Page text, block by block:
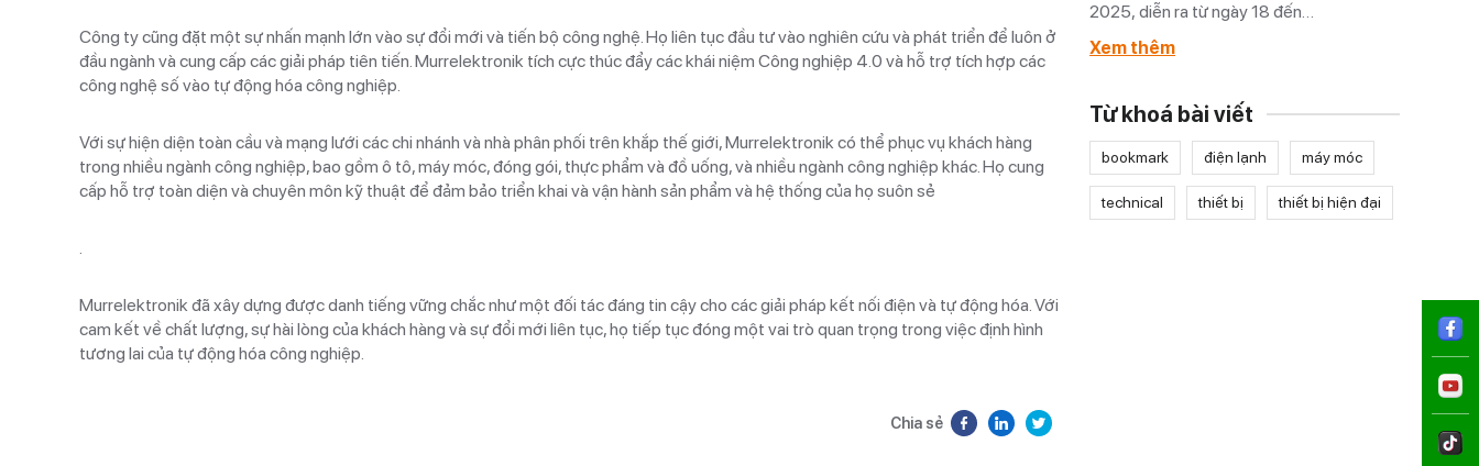
Công ty cũng đặt một sự nhấn mạnh lớn vào sự đổi mới và tiến bộ công nghệ. Họ liên tục đầu tư vào nghiên cứu và phát triển để luôn ở
đầu ngành và cung cấp các giải pháp tiên tiến. Murrelektronik tích cực thúc đẩy các khái niệm Công nghiệp 4.0 và hỗ trợ tích hợp các
công nghệ số vào tự động hóa công nghiệp.
Với sự hiện diện toàn cầu và mạng lưới các chi nhánh và nhà phân phối trên khắp thế giới, Murrelektronik có thể phục vụ khách hàng
trong nhiều ngành công nghiệp, bao gồm ô tô, máy móc, đóng gói, thực phẩm và đồ uống, và nhiều ngành công nghiệp khác. Họ cung
cấp hỗ trợ toàn diện và chuyên môn kỹ thuật để đảm bảo triển khai và vận hành sản phẩm và hệ thống của họ suôn sẻ
.
Murrelektronik đã xây dựng được danh tiếng vững chắc như một đối tác đáng tin cậy cho các giải pháp kết nối điện và tự động hóa. Với
cam kết về chất lượng, sự hài lòng của khách hàng và sự đổi mới liên tục, họ tiếp tục đóng một vai trò quan trọng trong việc định hình
tương lai của tự động hóa công nghiệp.
Chia sẻ
tác và đại diện từ nhiều ngành công
nghiệp khác nhau. Trong số đó, chúng tôi
Xem thêm
2025, diễn ra từ ngày 18 đến
20/06/2025 tại Trung tâm Triển lãm
Quốc tế WTC EXPO Bình Dương.Với vai
Việt Nam, Công ty Cổ phần Tự Động Tiến
Xem thêm
Từ khoá bài viết
bookmark điện lạnh máy móc
technical thiết bị thiết bị hiện đại